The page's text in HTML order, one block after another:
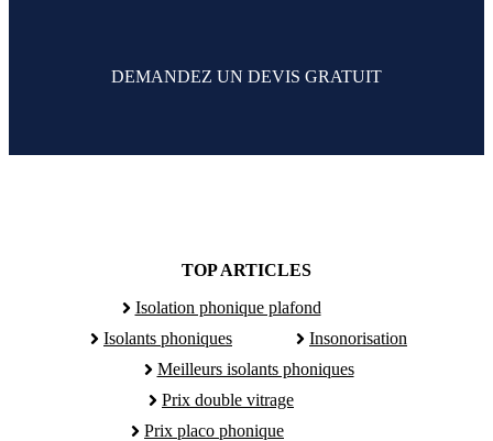
DEMANDEZ UN DEVIS GRATUIT
TOP ARTICLES
Isolation phonique plafond
Isolants phoniques
Insonorisation
Meilleurs isolants phoniques
Prix double vitrage
Prix placo phonique